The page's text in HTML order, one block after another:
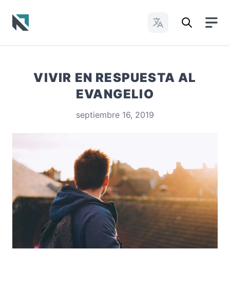
Cambiar idioma
VIVIR EN RESPUESTA AL
EVANGELIO
septiembre 16, 2019